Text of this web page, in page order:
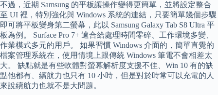
不過，近期 Samsung 的平板讓操作變得更簡單，並將設定整合
至 UI 裡，特別強化與 Windows 系統的連結，只要簡單幾個步驟
即可將平板變身第二螢幕，此以 Samsung Galaxy Tab S8 Ultra 平
板為例。 Surface Pro 7+ 適合給處理時間零碎、工作環境多變、
作業模式多元的用戶。 如果習慣 Windows 介面的，簡單直覺的
檔案管理系統在，使用情境上跟傳統 Windows 筆電不會相差太
大。 缺點就是有些軟體對螢幕解析度支援不佳、Win 10 有的缺
點他都有、續航力也只有 10 小時，但是對於時常可以充電的人
來說續航力也就不是大問題。